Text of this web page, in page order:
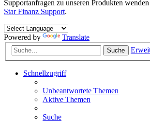
Supportanfragen zu unseren Produkten
Star Finanz Support.
Powered by Translate
Suche
Schnellzugriff
Unbeantwortete Themen
Aktive Themen
Suche